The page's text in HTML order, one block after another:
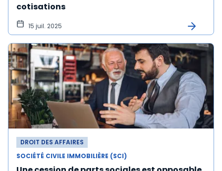
cotisations
15 juil. 2025
DROIT DES AFFAIRES
SOCIÉTÉ CIVILE IMMOBILIÈRE (SCI)